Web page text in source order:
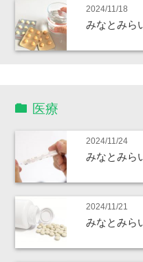
2024/11/18
みなとみら
医療
2024/11/24
みなとみら
2024/11/21
みなとみら